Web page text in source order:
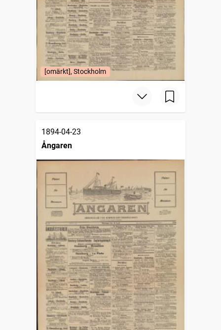
[omärkt], Stockholm
1894-04-23
Ångaren